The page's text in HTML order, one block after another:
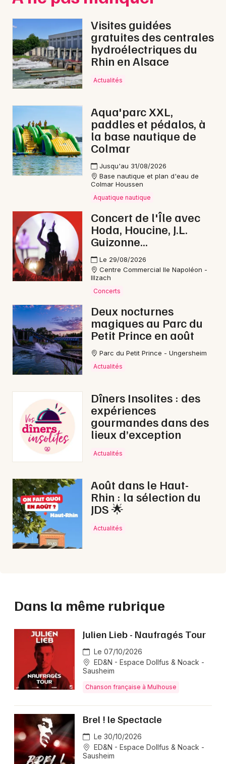
Visites guidées
gratuites des centrales
hydroélectriques du
Rhin en Alsace
Actualités
Aqua'parc XXL,
paddles et pédalos, à
la base nautique de
Colmar
Jusqu'au 31/08/2026
Base nautique et plan d'eau de
Colmar Houssen
Aquatique nautique
Concert de l'Île avec
Hoda, Houcine, J.L.
Guizonne...
Le 29/08/2026
Centre Commercial Ile Napoléon -
Illzach
Concerts
Deux nocturnes
magiques au Parc du
Petit Prince en août
Parc du Petit Prince - Ungersheim
Actualités
Dîners Insolites : des
expériences
gourmandes dans des
lieux d’exception
Actualités
Août dans le Haut-
Rhin : la sélection du
JDS 🌟
Actualités
Dans la même rubrique
Julien Lieb - Naufragés Tour
Le 07/10/2026
ED&N - Espace Dollfus & Noack -
Sausheim
Chanson française à Mulhouse
Brel ! le Spectacle
Le 30/10/2026
ED&N - Espace Dollfus & Noack -
Sausheim